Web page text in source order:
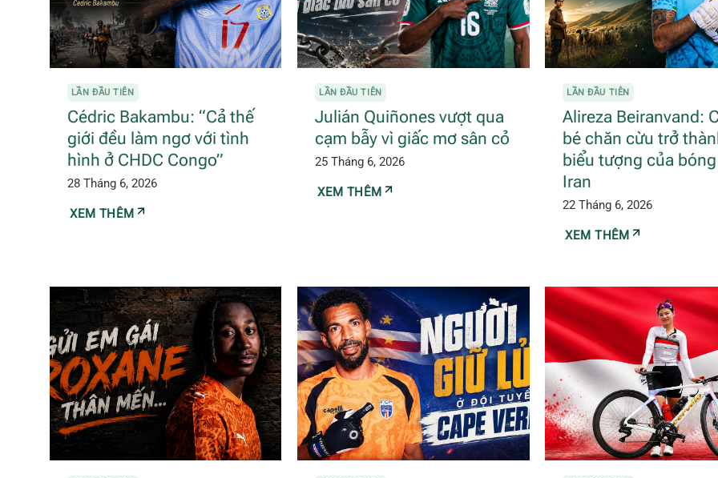
LẦN ĐẦU TIÊN
Cédric Bakambu: “Cả thế
giới đều làm ngơ với tình
hình ở CHDC Congo”
28 Tháng 6, 2026
XEM THÊM
LẦN ĐẦU TIÊN
Julián Quiñones vượt qua
cạm bẫy vì giấc mơ sân cỏ
25 Tháng 6, 2026
XEM THÊM
LẦN ĐẦU TIÊN
Alireza Beiranvand:
bé chăn cừu trở
biểu tượng của
Iran
22 Tháng 6, 2026
XEM THÊM